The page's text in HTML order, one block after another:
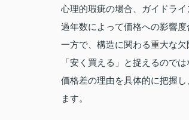
心理的瑕疵の場合、ガイドラ
過年数によって価格への影響度
一方で、構造に関わる重大な
「安く買える」と捉えるので
価格差の理由を具体的に把握
ます。